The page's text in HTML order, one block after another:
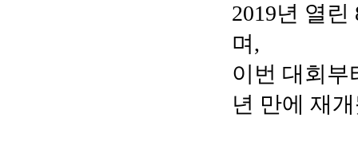
2019년 열
며,
이번 대회부
년 만에 재